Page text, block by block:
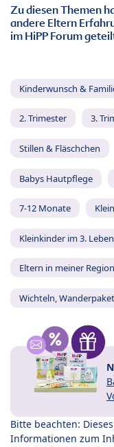
Zu diesen Themen
andere Eltern
im HiPP Forum
Kinderwunsch &
2. Trimester 3.
Stillen & Fläschchen
Babys Hautpflege
7-12 Monate
Kleinkinder im 3.
Eltern in meiner Region
Wichteln,
Bitte beachten:
Informationen zum